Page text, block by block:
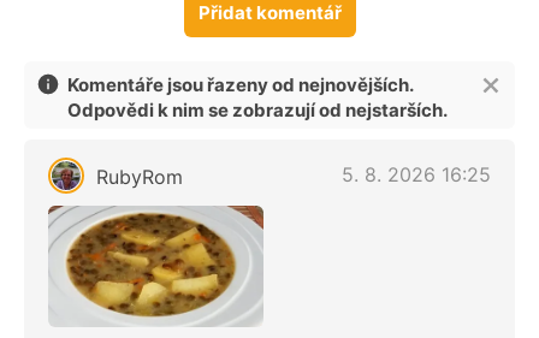
Přidat komentář
Komentáře jsou řazeny od nejnovějších.
Odpovědi k nim se zobrazují od nejstarších.
RubyRom 5. 8. 2026 16:25